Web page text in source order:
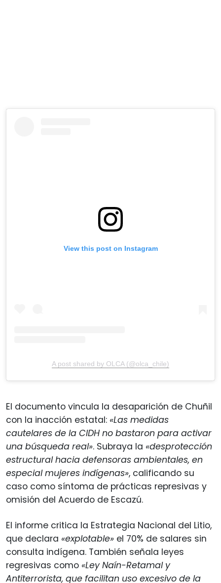
View this post on Instagram
A post shared by OLCA (@olca_chile)
El documento vincula la desaparición de Chuñil
con la inacción estatal: «Las medidas
cautelares de la CIDH no bastaron para activar
una búsqueda real». Subraya la «desprotección
estructural hacia defensoras ambientales, en
especial mujeres indígenas», calificando su
caso como síntoma de prácticas represivas y
omisión del Acuerdo de Escazú.
El informe critica la Estrategia Nacional del Litio,
que declara «explotable» el 70% de salares sin
consulta indígena. También señala leyes
regresivas como «Ley Naín-Retamal y
Antiterrorista, que facilitan uso excesivo de la